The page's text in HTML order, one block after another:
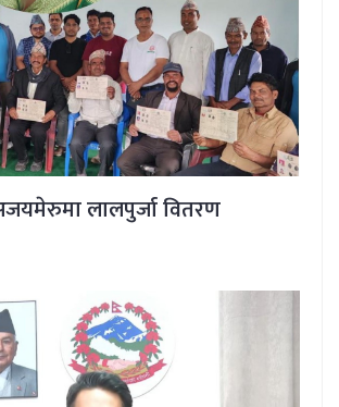
लालपुर्जा वितरण